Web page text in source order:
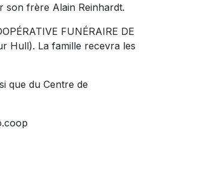
son frère Alain Reinhardt.
FUNÉRAIRE DE
Hull). La famille recevra les
que du Centre de